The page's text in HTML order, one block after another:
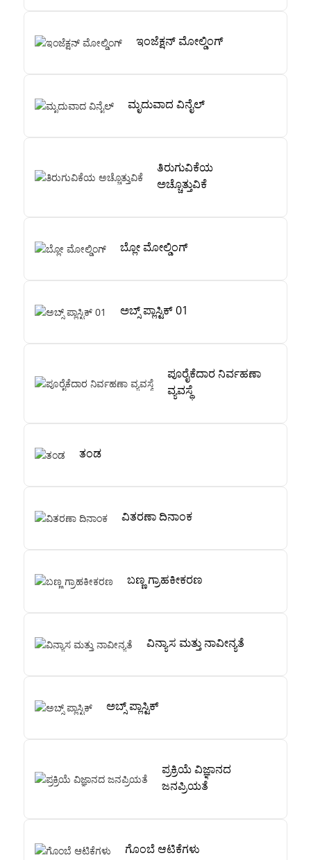
ಇಂಜೆಕ್ಷನ್ ಮೋಲ್ಡಿಂಗ್
ಮೃದುವಾದ ವಿನೈಲ್
ತಿರುಗುವಿಕೆಯ
ಅಚ್ಚೊತ್ತುವಿಕೆ
ಬ್ಲೋ ಮೋಲ್ಡಿಂಗ್
ಅಬ್ಸ್ ಪ್ಲಾಸ್ಟಿಕ್ 01
ಪೂರೈಕೆದಾರ ನಿರ್ವಹಣಾ
ವ್ಯವಸ್ಥೆ
ತಂಡ
ವಿತರಣಾ ದಿನಾಂಕ
ಬಣ್ಣ ಗ್ರಾಹಕೀಕರಣ
ವಿನ್ಯಾಸ ಮತ್ತು ನಾವೀನ್ಯತೆ
ಅಬ್ಸ್ ಪ್ಲಾಸ್ಟಿಕ್
ಪ್ರಕ್ರಿಯೆ ವಿಜ್ಞಾನದ
ಜನಪ್ರಿಯತೆ
ಗೊಂಬೆ ಆಟಿಕೆಗಳು